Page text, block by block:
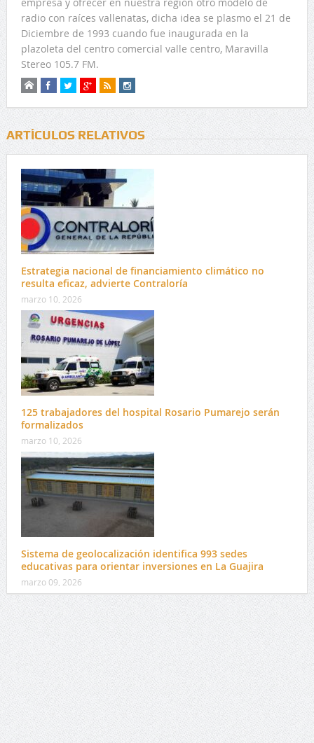
radio con raíces vallenatas, dicha idea se plasmo el 21 de
Diciembre de 1993 cuando fue inaugurada en la
plazoleta del centro comercial valle centro, Maravilla
Stereo 105.7 FM.
ARTÍCULOS RELATIVOS
Estrategia nacional de financiamiento climático no
resulta eficaz, advierte Contraloría
marzo 10, 2026
125 trabajadores del hospital Rosario Pumarejo serán
formalizados
marzo 10, 2026
Sistema de geolocalización identifica 993 sedes
educativas para orientar inversiones en La Guajira
marzo 09, 2026